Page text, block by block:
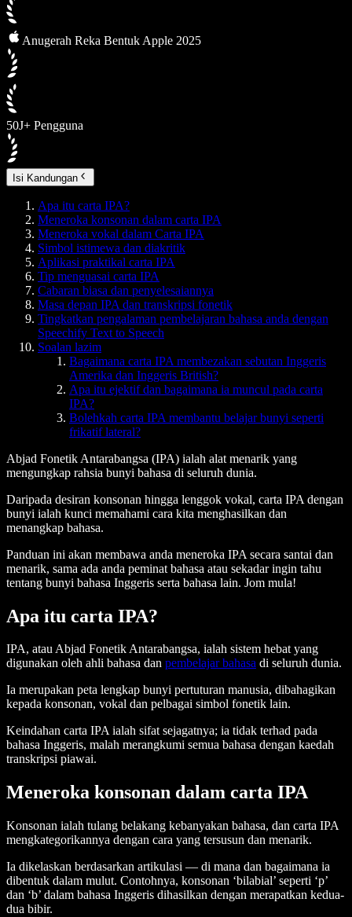
Anugerah Reka Bentuk Apple 2025
50J+ Pengguna
Isi Kandungan
Apa itu carta IPA?
Meneroka konsonan dalam carta IPA
Meneroka vokal dalam Carta IPA
Simbol istimewa dan diakritik
Aplikasi praktikal carta IPA
Tip menguasai carta IPA
Cabaran biasa dan penyelesaiannya
Masa depan IPA dan transkripsi fonetik
Tingkatkan pengalaman pembelajaran bahasa anda dengan
Speechify Text to Speech
Soalan lazim
Bagaimana carta IPA membezakan sebutan Inggeris
Amerika dan Inggeris British?
Apa itu ejektif dan bagaimana ia muncul pada carta
IPA?
Bolehkah carta IPA membantu belajar bunyi seperti
frikatif lateral?
Abjad Fonetik Antarabangsa (IPA) ialah alat menarik yang
mengungkap rahsia bunyi bahasa di seluruh dunia.
Daripada desiran konsonan hingga lenggok vokal, carta IPA dengan
bunyi ialah kunci memahami cara kita menghasilkan dan
menangkap bahasa.
Panduan ini akan membawa anda meneroka IPA secara santai dan
menarik, sama ada anda peminat bahasa atau sekadar ingin tahu
tentang bunyi bahasa Inggeris serta bahasa lain. Jom mula!
Apa itu carta IPA?
IPA, atau Abjad Fonetik Antarabangsa, ialah sistem hebat yang
digunakan oleh ahli bahasa dan pembelajar bahasa di seluruh dunia.
Ia merupakan peta lengkap bunyi pertuturan manusia, dibahagikan
kepada konsonan, vokal dan pelbagai simbol fonetik lain.
Keindahan carta IPA ialah sifat sejagatnya; ia tidak terhad pada
bahasa Inggeris, malah merangkumi semua bahasa dengan kaedah
transkripsi piawai.
Meneroka konsonan dalam carta IPA
Konsonan ialah tulang belakang kebanyakan bahasa, dan carta IPA
mengkategorikannya dengan cara yang tersusun dan menarik.
Ia dikelaskan berdasarkan artikulasi — di mana dan bagaimana ia
dibentuk dalam mulut. Contohnya, konsonan ‘bilabial’ seperti ‘p’
dan ‘b’ dalam bahasa Inggeris dihasilkan dengan merapatkan kedua-
dua bibir.